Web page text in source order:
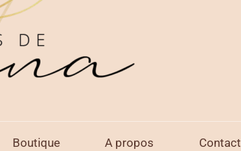
Boutique A propos Contact